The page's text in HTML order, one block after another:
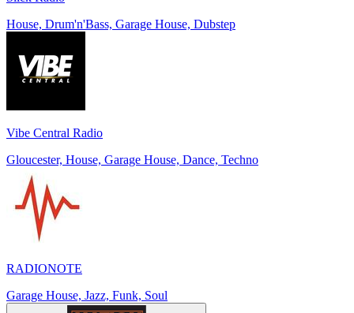
House, Drum'n'Bass, Garage House, Dubstep
Vibe Central Radio
Gloucester, House, Garage House, Dance, Techno
RADIONOTE
Garage House, Jazz, Funk, Soul